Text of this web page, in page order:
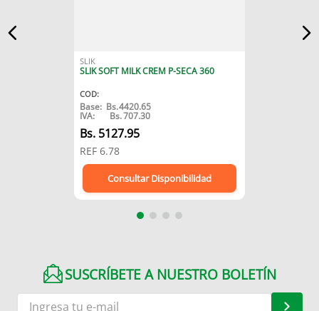
SLIK
SLIK SOFT MILK CREM P-SECA 360
COD:
Base: Bs.4420.65
IVA: Bs.707.30
Bs. 5127.95
REF 6.78
Consultar Disponibilidad
SUSCRÍBETE A NUESTRO BOLETÍN